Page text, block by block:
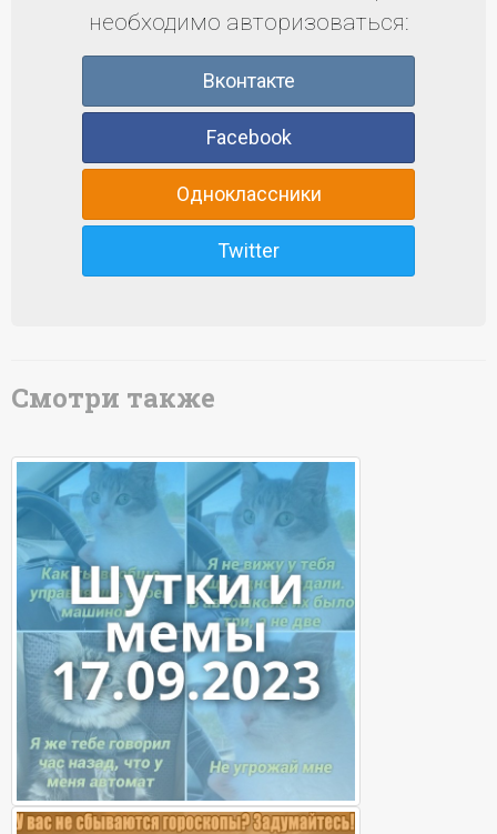
необходимо авторизоваться:
Вконтакте
Facebook
Одноклассники
Twitter
Смотри также